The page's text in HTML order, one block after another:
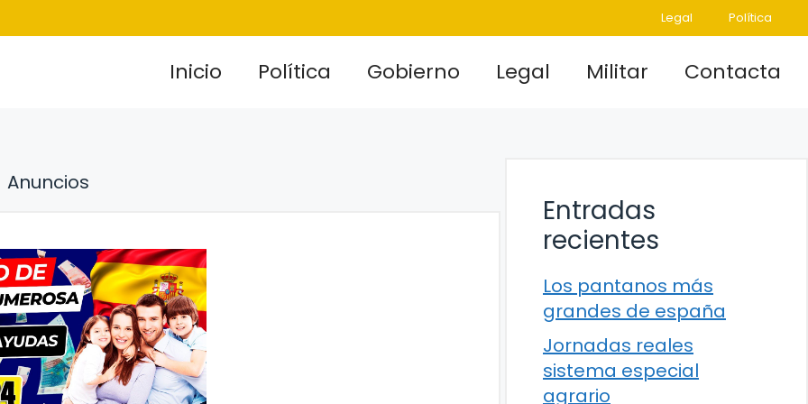
Legal Política
Inicio Política Gobierno Legal Militar Contacta
Anuncios
Entradas
recientes
Los pantanos más
grandes de españa
Jornadas reales
sistema especial
agrario